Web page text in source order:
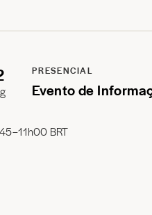
PRESENCIAL
Evento de
BRT